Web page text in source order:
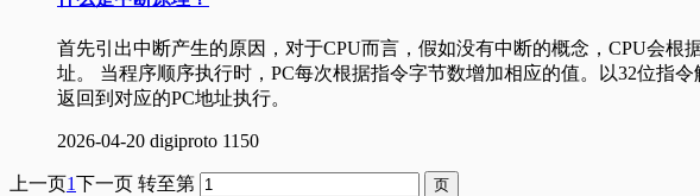
首先引出中断产生的原因，对于CPU而言，假如没有中断的概念，CPU会
址。 当程序顺序执行时，PC每次根据指令字节数增加相应的值。以32位指
返回到对应的PC地址执行。
2026-04-20 digiproto 1150
上一页1下一页 转至第